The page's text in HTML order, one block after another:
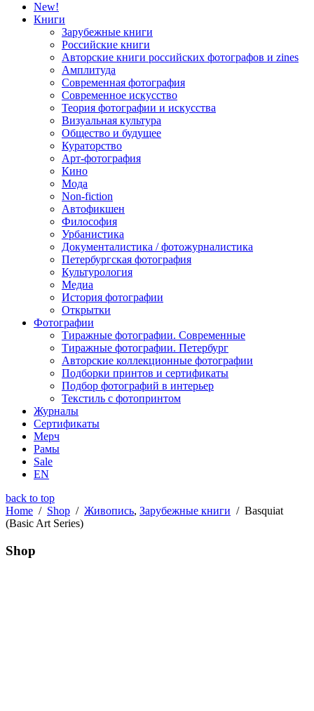
New!
Книги
Зарубежные книги
Российские книги
Авторские книги российских фотографов и zines
Амплитуда
Современная фотография
Современное искусство
Теория фотографии и искусства
Визуальная культура
Общество и будущее
Кураторство
Арт-фотография
Кино
Мода
Non-fiction
Автофикшен
Философия
Урбанистика
Документалистика / фотожурналистика
Петербургская фотография
Культурология
Медиа
История фотографии
Открытки
Фотографии
Тиражные фотографии. Современные
Тиражные фотографии. Петербург
Авторские коллекционные фотографии
Подборки принтов и сертификаты
Подбор фотографий в интерьер
Текстиль с фотопринтом
Журналы
Сертификаты
Мерч
Рамы
Sale
EN
back to top
Home / Shop / Живопись, Зарубежные книги / Basquiat
(Basic Art Series)
Shop